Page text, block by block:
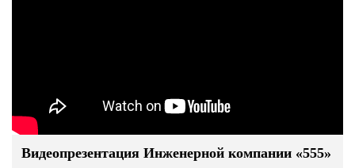
Видеопрезентация Инженерной компании «555»